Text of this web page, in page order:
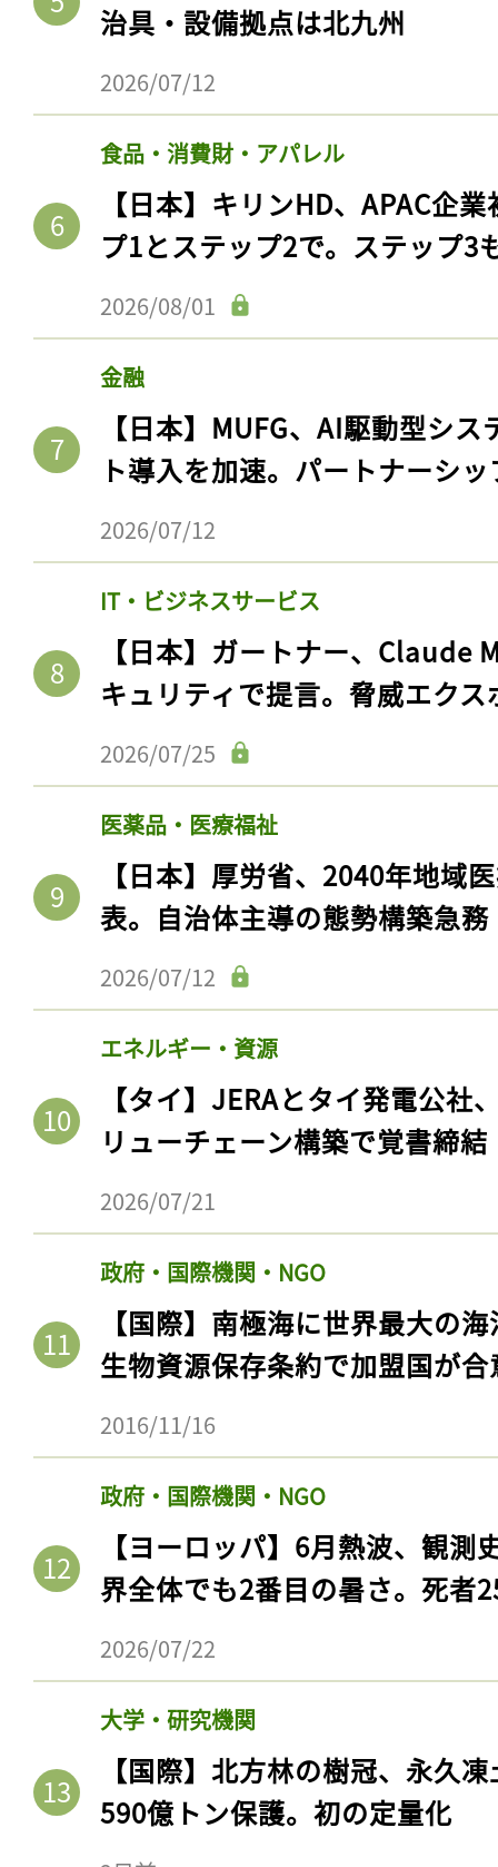
治具・設備拠点は北九州
2026/07/12
食品・消費財・アパレル
【日本】キリンHD、APAC企
プ1とステップ2で。ステップ3
2026/08/01
金融
【日本】MUFG、AI駆動型シ
ト導入を加速。パートナーシ
2026/07/12
IT・ビジネスサービス
【日本】ガートナー、Claude
キュリティで提言。脅威エク
2026/07/25
医薬品・医療福祉
【日本】厚労省、2040年地域
表。自治体主導の態勢構築急務
2026/07/12
エネルギー・資源
【タイ】JERAとタイ発電公社
リューチェーン構築で覚書締結
2026/07/21
政府・国際機関・NGO
【国際】南極海に世界最大の
生物資源保存条約で加盟国が合
2016/11/16
政府・国際機関・NGO
【ヨーロッパ】6月熱波、観
界全体でも2番目の暑さ。死者
2026/07/22
大学・研究機関
【国際】北方林の樹冠、永久
590億トン保護。初の定量化
記事をお気に入りに
ログインが必
ログイン
会員登録